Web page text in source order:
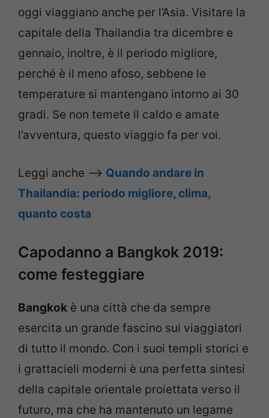
oggi viaggiano anche per l’Asia. Visitare la
capitale della Thailandia tra dicembre e
gennaio, inoltre, è il periodo migliore,
perché è il meno afoso, sebbene le
temperature si mantengano intorno ai 30
gradi. Se non temete il caldo e amate
l’avventura, questo viaggio fa per voi.
Leggi anche –> Quando andare in
Thailandia: periodo migliore, clima,
quanto costa
Capodanno a Bangkok 2019:
come festeggiare
Bangkok è una città che da sempre
esercita un grande fascino sui viaggiatori
di tutto il mondo. Con i suoi templi storici e
i grattacieli moderni è una perfetta sintesi
della capitale orientale proiettata verso il
futuro, ma che ha mantenuto un legame